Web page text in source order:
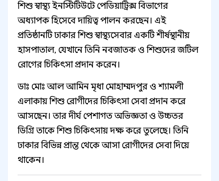
শিশু স্বাস্থ্য ইনস্টিটিউটে পেডিয়াট্রিক্স বিভাগের
অধ্যাপক হিসেবে দায়িত্ব পালন করছেন। এই
প্রতিষ্ঠানটি ঢাকার শিশু স্বাস্থ্যসেবার একটি শীর্ষস্থানীয়
হাসপাতাল, যেখানে তিনি নবজাতক ও শিশুদের জটিল
রোগের চিকিৎসা প্রদান করেন।
ডাঃ মোঃ আল আমিন মৃধা মোহাম্মদপুর ও শ্যামলী
এলাকায় শিশু রোগীদের চিকিৎসা সেবা প্রদান করে
আসছেন। তার দীর্ঘ পেশাগত অভিজ্ঞতা ও উচ্চতর
ডিগ্রি তাকে শিশু চিকিৎসায় দক্ষ করে তুলেছে। তিনি
ঢাকার বিভিন্ন প্রান্ত থেকে আসা রোগীদের সেবা দিয়ে
থাকেন।